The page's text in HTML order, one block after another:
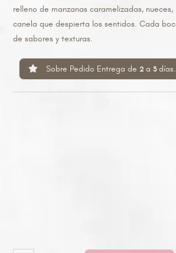
relleno de manzanas caramelizadas,
canela que despierta los sentidos. Cada
de sabores y texturas.
Sobre Pedido Entrega de2 a3días.